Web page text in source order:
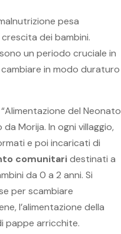
pesa
dei bambini.
un periodo cruciale in
in modo duraturo
del Neonato
Morija. In ogni villaggio,
e poi incaricati di
comunitaridestinati a
da 0 a 2 anni. Si
per scambiare
l’alimentazione della
pappe arricchite.